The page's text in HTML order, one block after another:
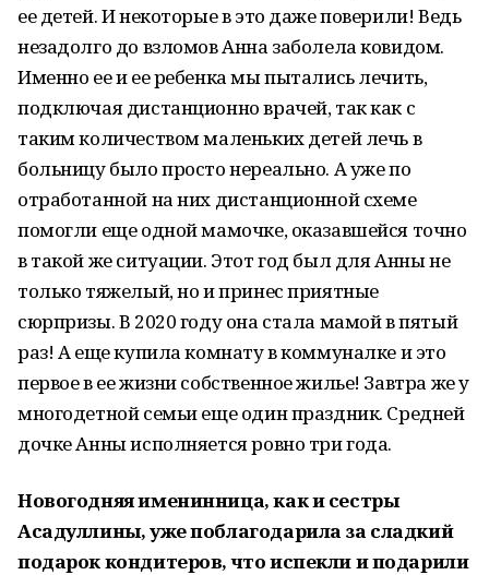
ее детей. И некоторые в это даже поверили! Ведь
незадолго до взломов Анна заболела ковидом.
Именно ее и ее ребенка мы пытались лечить,
подключая дистанционно врачей, так как с
таким количеством маленьких детей лечь в
больницу было просто нереально. А уже по
отработанной на них дистанционной схеме
помогли еще одной мамочке, оказавшейся точно
в такой же ситуации. Этот год был для Анны не
только тяжелый, но и принес приятные
сюрпризы. В 2020 году она стала мамой в пятый
раз! А еще купила комнату в коммуналке и это
первое в ее жизни собственное жилье! Завтра же у
многодетной семьи еще один праздник. Средней
дочке Анны исполняется ровно три года.
Новогодняя именинница, как и сестры
Асадуллины, уже поблагодарила за сладкий
подарок кондитеров, что испекли и подарили